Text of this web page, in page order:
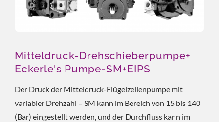
Mitteldruck-Drehschieberpumpe+
Eckerle's Pumpe-SM+EIPS
Der Druck der Mitteldruck-Flügelzellenpumpe mit
variabler Drehzahl – SM kann im Bereich von 15 bis 140
(Bar) eingestellt werden, und der Durchfluss kann im